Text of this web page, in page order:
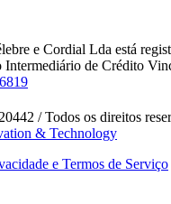
e Cordial Lda está
Intermediário de Crédito
/ Todos os direitos
& Technology
e Termos de Serviço